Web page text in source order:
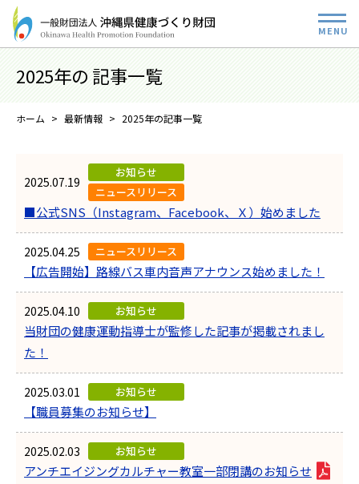
2025年の 記事一覧
ホーム 最新情報 2025年の記事一覧
2025.07.19
お知らせ
ニュースリリース
■公式SNS（Instagram、Facebook、Ｘ）始めました
2025.04.25 ニュースリリース
【広告開始】路線バス車内音声アナウンス始めました！
2025.04.10 お知らせ
当財団の健康運動指導士が監修した記事が掲載されまし
た！
2025.03.01 お知らせ
【職員募集のお知らせ】
2025.02.03 お知らせ
アンチエイジングカルチャー教室一部閉講のお知らせ